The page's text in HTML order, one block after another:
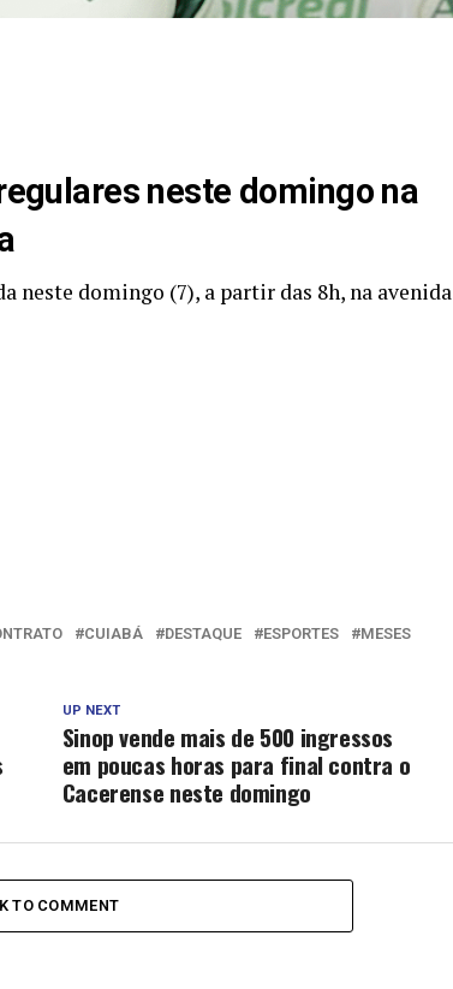
neste domingo na
neste domingo (7), a partir das 8h, na avenida
CUIABÁ DESTAQUE ESPORTES
MESES
UP NEXT
Sinop vende mais de 500 ingressos
em poucas horas para final contra o
Cacerense neste domingo
TO COMMENT